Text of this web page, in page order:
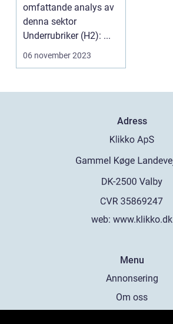
omfattande analys av
denna sektor
Underrubriker (H2): ...
06 november 2023
Adress
web: www.klikko.dk
Menu
Annonsering
Om oss